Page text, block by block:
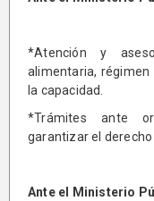
*Atención y
alimentaria,
la capacidad.
*Trámites ante
garantizar el derecho
Ante el Ministerio